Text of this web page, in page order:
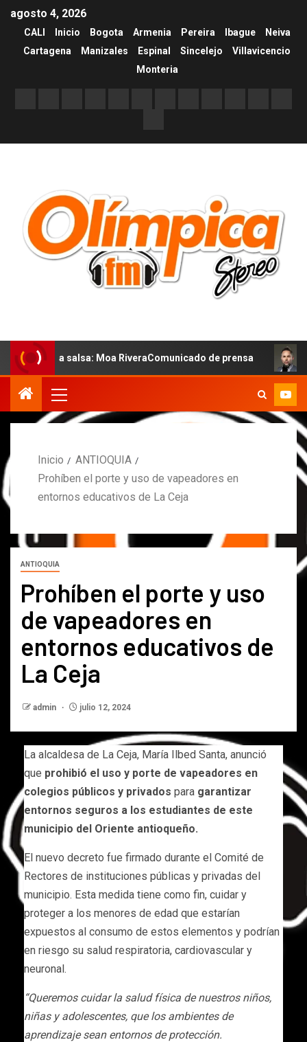
agosto 4, 2026
CALI Inicio Bogota Armenia Pereira Ibague
Neiva
Cartagena
Manizales Espinal Sincelejo
Villavicencio
Monteria
salsa: Moa RiveraComunicado de prensa MARCOS
Inicio
ANTIOQUIA
Prohíben el porte y uso de vapeadores en
entornos educativos de La Ceja
ANTIOQUIA
Prohíben el porte y uso
de vapeadores en
entornos educativos de
La Ceja
admin julio 12, 2024
La alcaldesa de La Ceja, María Ilbed Santa, anunció
que prohibió el uso y porte de vapeadores en
colegios públicos y privados para garantizar
entornos seguros a los estudiantes de este
municipio del Oriente antioqueño.
El nuevo decreto fue firmado durante el Comité de
Rectores de instituciones públicas y privadas del
municipio. Esta medida tiene como fin, cuidar y
proteger a los menores de edad que estarían
expuestos al consumo de estos elementos y podrían
en riesgo su salud respiratoria, cardiovascular y
neuronal.
“Queremos cuidar la salud física de nuestros niños,
niñas y adolescentes, que los ambientes de
aprendizaje sean entornos de protección.